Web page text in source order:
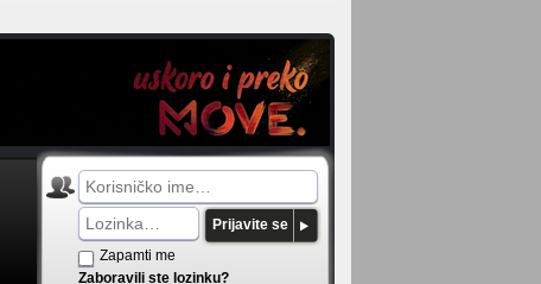
Prijavite se
Zapamti me
Zaboravili ste lozinku?